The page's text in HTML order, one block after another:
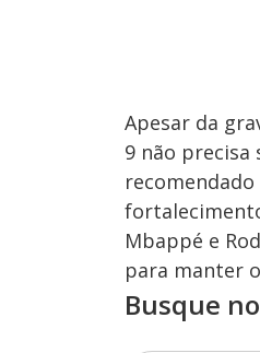
Apesar da
9 não
Mbappé e
para manter
Busque